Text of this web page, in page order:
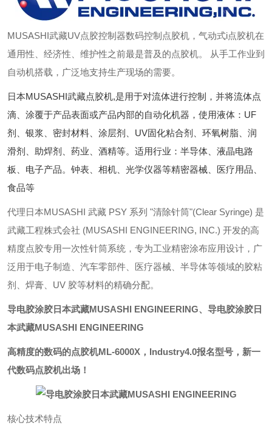
MUSASHI武藏UV点胶控制器数码控制点胶机 ，气动式i点胶机在
通用性、经济性、维护性之前最是普及的点胶机。 从手工作业到
自动机搭载，广泛地支持生产现场的需要。
日本MUSASHI武藏点胶机,是用于对流体进行控制，并将流体点
滴、涂覆于产品表面或产品内部的自动化机器，使用液体：UF
剂、银浆、密封材料、涂层剂、UV固化粘合剂、环氧树脂、润
滑剂、助焊剂、药业、酒精等。适用行业：半导体、液晶电路
板、电子产品。钟表、相机、光学仪器等精密器械、医疗用品、
食品等
代理日本MUSASHI 武藏 PSY 系列 "清除针筒"(Clear Syringe) 是
武藏工程株式会社 (MUSASHI ENGINEERING, INC.) 开发的高
精度点胶专用一次性针筒系统，专为工业精密涂布应用设计，广
泛用于电子制造、汽车零部件、医疗器械、半导体等领域的胶粘
剂、焊膏、UV 胶等材料的精确分配。
导电胶涂胶日本武藏MUSASHI ENGINEERING、 导电胶涂胶日
本武藏MUSASHI ENGINEERING
高精度的数码的点胶机ML-6000X，Industry4.0报名型号，新一
代数码点胶机出场！
核心技术特点